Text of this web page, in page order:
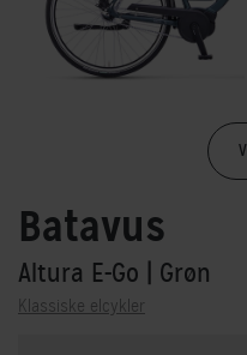
Batavus
Altura E-Go | Grøn
Klassiske elcykler